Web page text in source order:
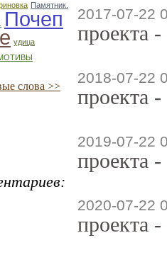
Памятник.
Почеп
удица
слова >>
2017-07-22
проекта
2018-07-22
проекта
2019-07-22
проекта
2020-07-22
проекта